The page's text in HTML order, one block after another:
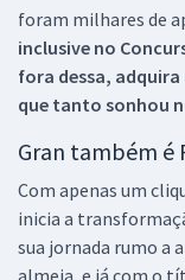
foram milhares de
inclusive no
fora dessa, adquira
que tanto sonhou
Gran também é
Com apenas um
inicia a
sua jornada rumo a
almeja, e já com o